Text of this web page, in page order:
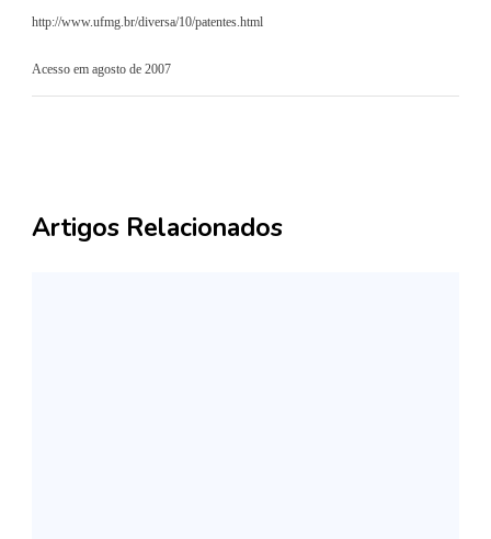
http://www.ufmg.br/diversa/10/patentes.html
Acesso em agosto de 2007
Artigos Relacionados